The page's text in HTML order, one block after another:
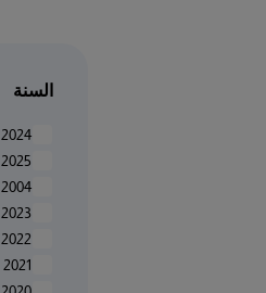
السنة
2024
2025
2004
2023
2022
2021